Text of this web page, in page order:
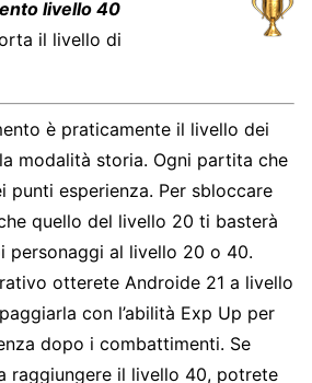
livello 40
il livello di
è praticamente il livello dei
modalità storia. Ogni partita che
punti esperienza. Per sbloccare
quello del livello 20 ti basterà
personaggi al livello 20 o 40.
otterete Androide 21 a livello
con l’abilità Exp Up per
dopo i combattimenti. Se
raggiungere il livello 40, potrete